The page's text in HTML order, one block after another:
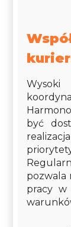
być
pozwala
pracy w